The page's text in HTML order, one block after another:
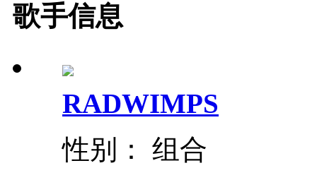
歌手信息
RADWIMPS
性别： 组合